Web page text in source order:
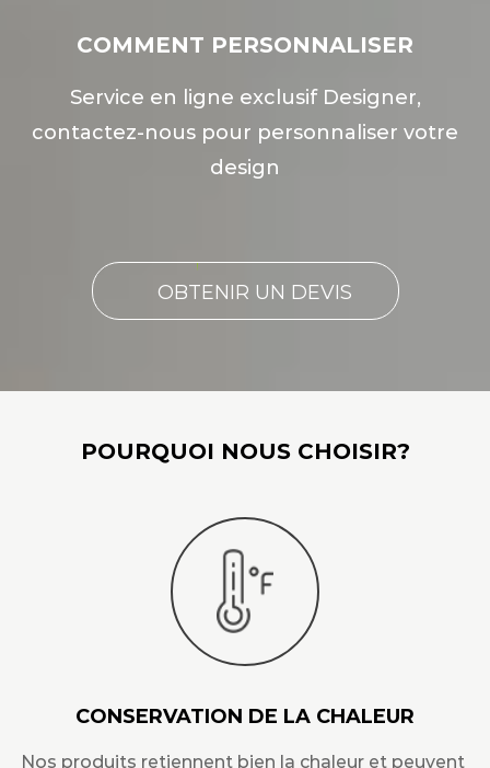
COMMENT PERSONNALISER
Service en ligne exclusif Designer,
contactez-nous pour personnaliser votre
design
OBTENIR UN DEVIS
POURQUOI NOUS CHOISIR?
CONSERVATION DE LA CHALEUR
Nos produits retiennent bien la chaleur et peuvent